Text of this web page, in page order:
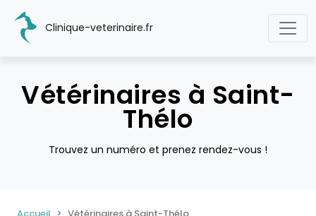
Clinique-veterinaire.fr
Vétérinaires à Saint-
Thélo
Trouvez un numéro et prenez rendez-vous !